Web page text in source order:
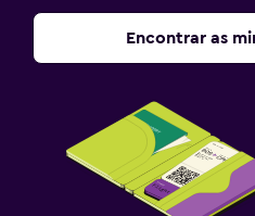
Encontrar as